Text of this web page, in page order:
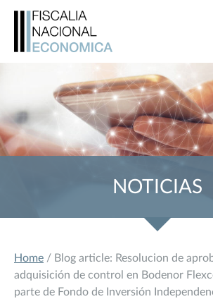
NOTICIAS
Home / Blog article: Resolucion de
adquisición de control en Bodenor
parte de Fondo de Inversión